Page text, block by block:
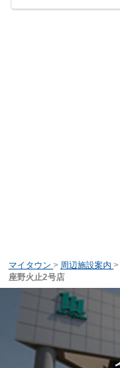
マイタウン > 周辺施設案内 >
座野火止2号店